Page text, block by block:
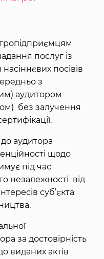
послуг із
посівів
з
аудитором
без залучення
аудитора
щодо
під час
незалежності від
суб’єкта
за достовірність
виданих актів